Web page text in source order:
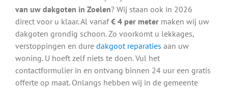
van uw dakgoten in Zoelen? Wij staan ook in 2026
direct voor u klaar. Al vanaf€ 4 per metermaken wij uw
dakgoten grondig schoon. Zo voorkomt u lekkages,
verstoppingen en dure dakgoot reparaties aan uw
woning. U hoeft zelf niets te doen. Vul het
contactformulier in en ontvang binnen 24 uur een gratis
offerte op maat. Onlangs hebben wij in de gemeente